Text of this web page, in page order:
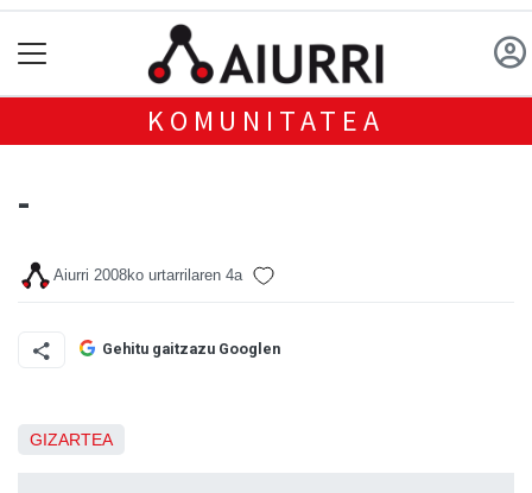
KOMUNITATEA
-
Aiurri 2008ko urtarrilaren 4a
Gehitu gaitzazu Googlen
GIZARTEA